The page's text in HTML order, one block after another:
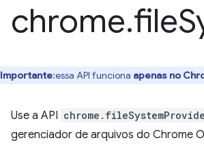
chrome.file
Importante:essa API funciona apenas no
Use a API
gerenciador de arquivos do Chrome